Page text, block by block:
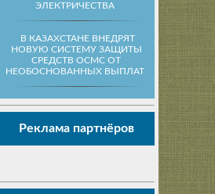
ЭЛЕКТРИЧЕСТВА
В КАЗАХСТАНЕ ВНЕДРЯТ
НОВУЮ СИСТЕМУ ЗАЩИТЫ
СРЕДСТВ ОСМС ОТ
НЕОБОСНОВАННЫХ ВЫПЛАТ
Реклама партнёров